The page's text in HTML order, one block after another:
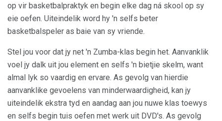
op vir basketbalpraktyk en begin elke dag ná skool op sy
eie oefen. Uiteindelik word hy 'n selfs beter
basketbalspeler as baie van sy vriende.
Stel jou voor dat jy net 'n Zumba-klas begin het. Aanvanklik
voel jy dalk uit jou element en selfs 'n bietjie skelm, want
almal lyk so vaardig en ervare. As gevolg van hierdie
aanvanklike gevoelens van minderwaardigheid, kan jy
uiteindelik ekstra tyd en aandag aan jou nuwe klas toewys
en selfs begin tuis oefen met werk uit DVD's. As gevolg